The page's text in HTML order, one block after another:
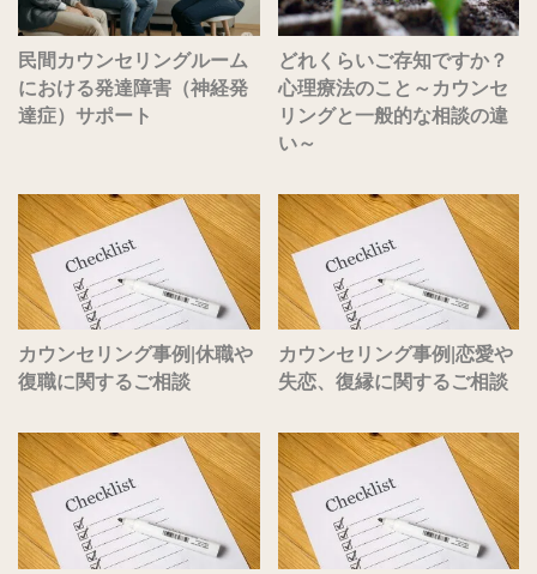
民間カウンセリングルーム
における発達障害（神経発
達症）サポート
どれくらいご存知ですか？
心理療法のこと～カウンセ
リングと一般的な相談の違
い～
カウンセリング事例|休職や
復職に関するご相談
カウンセリング事例|恋愛や
失恋、復縁に関するご相談